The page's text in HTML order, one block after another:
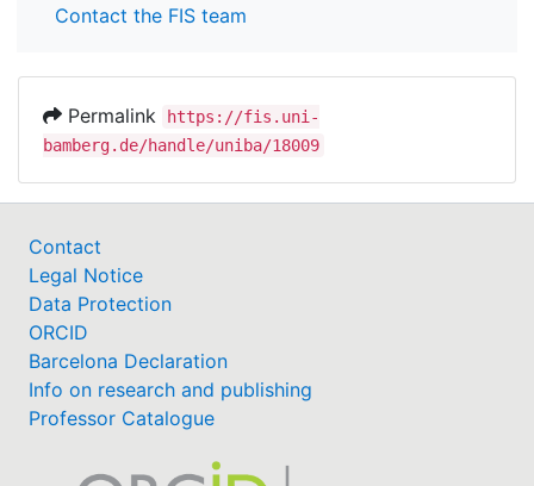
Contact the FIS team
Permalink
https://fis.uni-
bamberg.de/handle/uniba/18009
Contact
Legal Notice
Data Protection
ORCID
Barcelona Declaration
Info on research and publishing
Professor Catalogue